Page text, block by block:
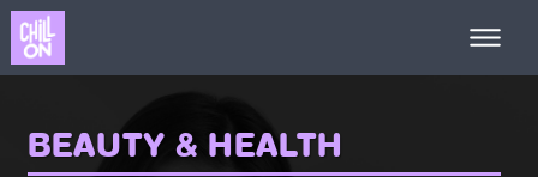
BEAUTY & HEALTH